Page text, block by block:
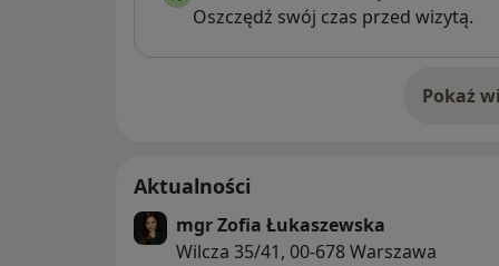
Oszczędź swój czas przed wizytą.
Pokażo
Aktualności
mgr Zofia Łukaszewska
Wilcza 35/41, 00-678 Warszawa